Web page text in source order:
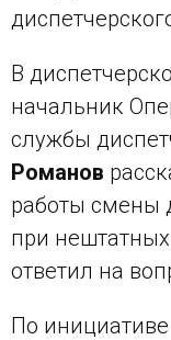
В
начальник
службы
Романов
работы смены
при
ответил на
По